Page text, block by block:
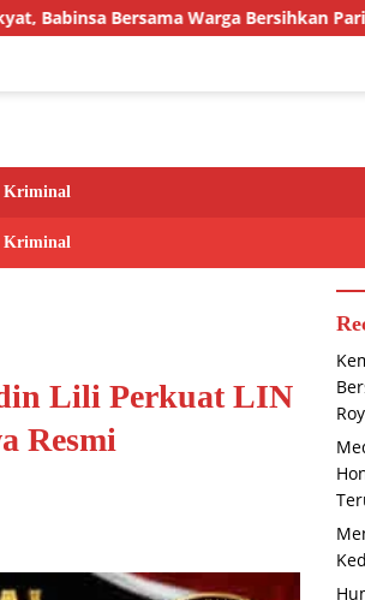
Bersihkan Parit Secara Gotong
Kriminal
Kriminal
Lili Perkuat LIN
Resmi